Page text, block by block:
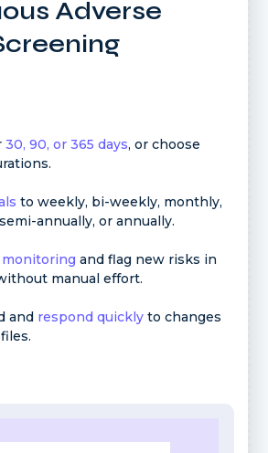
Adverse
30, 90, or 365 days, or choose
to weekly, bi-weekly, monthly,
annually, or annually.
and flag new risks in
manual effort.
and respond quickly to changes